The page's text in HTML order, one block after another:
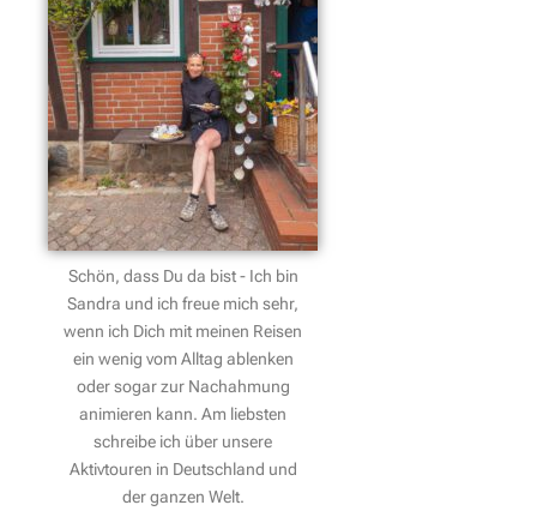
Schön, dass Du da bist - Ich bin
Sandra und ich freue mich sehr,
wenn ich Dich mit meinen Reisen
ein wenig vom Alltag ablenken
oder sogar zur Nachahmung
animieren kann. Am liebsten
schreibe ich über unsere
Aktivtouren in Deutschland und
der ganzen Welt.